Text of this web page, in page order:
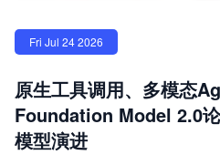
Fri Jul 24 2026
原生工具调用、多模态
Foundation Model 2.0
模型演进